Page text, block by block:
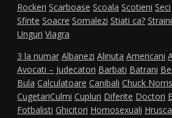
Rockeri Scarboase Scoala Scotieni Seci
Sfinte Soacre Somalezi Stiati ca? Straini
Unguri Viagra
3 la numar Albanezi Alinuta Americani
Avocati – Judecatori Barbati Batrani
Bula Calculatoare Canibali Chuck Norris
CugetariCulmi Cupluri Diferite Doctori
Fotbalisti Ghicitori Homosexuali Hrusca